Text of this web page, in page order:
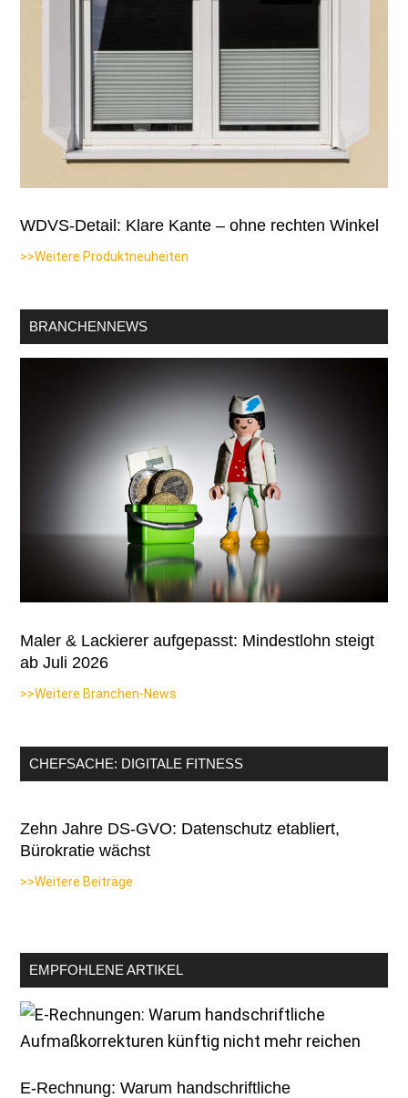
WDVS-Detail: Klare Kante – ohne rechten Winkel
>>Weitere Produktneuheiten
BRANCHENNEWS
Maler & Lackierer aufgepasst: Mindestlohn steigt
ab Juli 2026
>>Weitere Branchen-News
CHEFSACHE: DIGITALE FITNESS
Zehn Jahre DS-GVO: Datenschutz etabliert,
Bürokratie wächst
>>Weitere Beiträge
EMPFOHLENE ARTIKEL
E-Rechnung: Warum handschriftliche